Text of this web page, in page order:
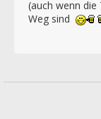
(auch wenn
Weg sind